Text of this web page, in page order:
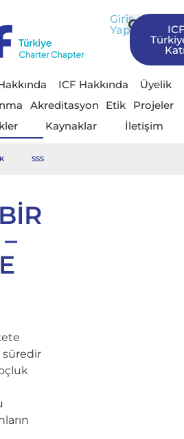
Giriş
Yap
ICF Hakkında
Üyelik
Akreditasyon Etik
Projeler
Kaynaklar İletişim
SSS
süredir